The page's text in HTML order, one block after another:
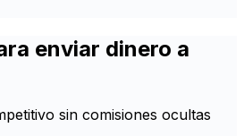
enviar dinero a
sin comisiones ocultas